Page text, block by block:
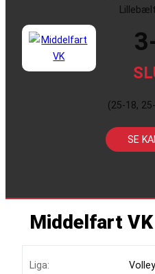
(25-18,
SE
Middelfart
Liga: